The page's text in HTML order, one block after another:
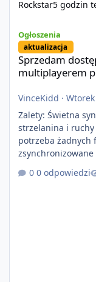
Rockstar5 godzin
Ogłoszenia
aktualizacja
Sprzedam
multiplayerem
VinceKidd · Wtorek
Zalety: Świetna
strzelanina i
potrzeba żadnych
zsynchronizowane i działa
+ solidny antycheat
pisanie własnych
0 odpowiedzi